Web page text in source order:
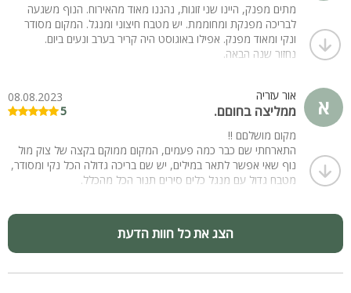
מתים מפנק, היינו שני זוגות, נהננו מאוד מהאירוח. הנוף משגעה
לבריכה מפנקת ומחוממת. יש מטבח חיצוני ומנגל. המקום מסודר
ונקי ומאוד מפנק. אפילו באוגוסט היה קריר בערב ונעים ביום.
נחזור שנה הבאה.
א אור עזריה
ממליצה בחוםם.
08.08.2023
5
מקום מושלםם !!
התארחתי שם כבר כמה פעמים, המקום ממוקם בקצה של צוק מול
נוף שאי אפשר לתאר במילים, יש שם בריכה גדולה הכל נקי ומסודר,
מטבח גדול עם מנגל כלים סירים תנור הכל מהכלל.
הצג את כל חוות הדעת